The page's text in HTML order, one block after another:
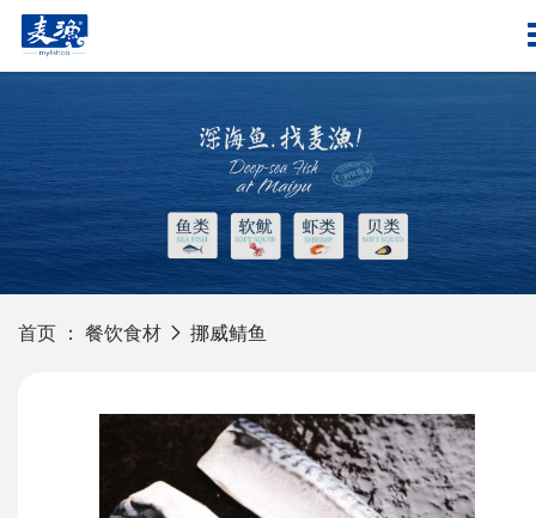
首页 ： 餐饮食材 挪威鲭鱼